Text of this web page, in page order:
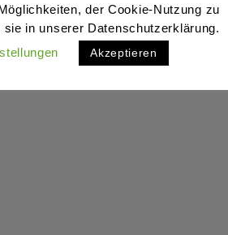
der Cookie-Nutzung zu
in unserer Datenschutzerklärung.
Akzeptieren